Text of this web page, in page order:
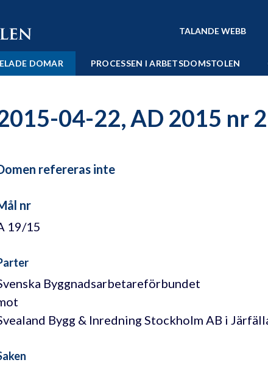
TALANDE WEBB
DOMAR PROCESSEN I ARBETSDOMSTOLEN
04-22, AD 2015 nr
refereras inte
nr
19/15
Byggnadsarbetareförbundet
Bygg & Inredning Stockholm AB i